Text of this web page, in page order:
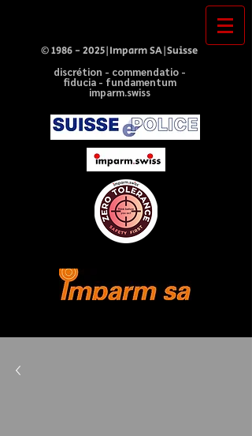
©1986 - 2025|Imparm SA|Suisse
discrétion - commendatio -
fiducia - fundamentum
imparm.swiss